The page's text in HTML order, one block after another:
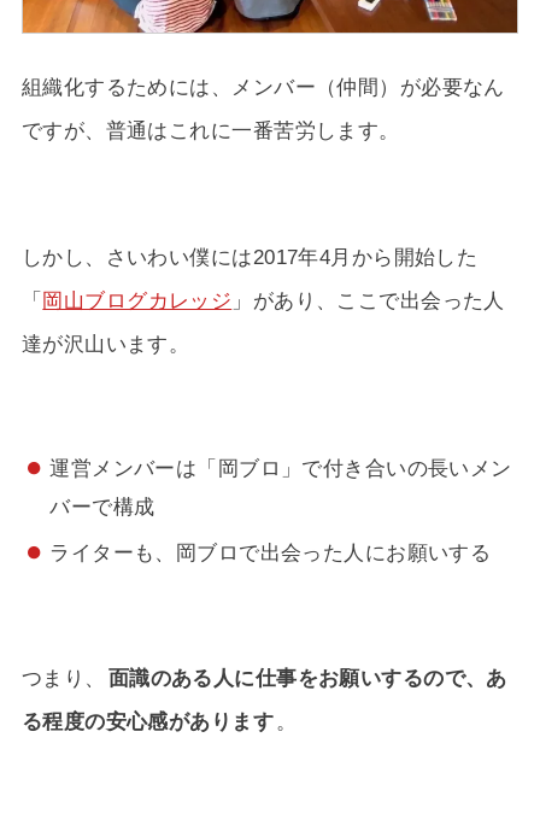
組織化するためには、メンバー（仲間）が必要なん
ですが、普通はこれに一番苦労します。
しかし、さいわい僕には2017年4月から開始した
「 岡山ブログカレッジ 」があり、ここで出会った人
達が沢山います。
運営メンバーは「岡ブロ」で付き合いの長いメン
バーで構成
ライターも、岡ブロで出会った人にお願いする
つまり、
面識のある人に仕事をお願いするので、あ
る程度の安心感があります 。